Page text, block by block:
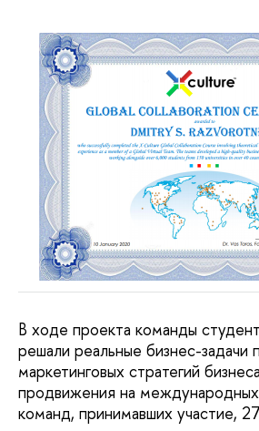
В ходе проекта команды
решали реальные бизнес-задачи
маркетинговых стратегий
продвижения на
команд, принимавших участие,